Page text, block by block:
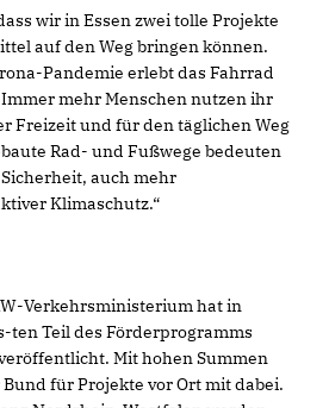
wir in Essen zwei tolle Projekte
auf den Weg bringen können.
Pandemie erlebt das Fahrrad
mehr Menschen nutzen ihr
Freizeit und für den täglichen Weg
Rad- und Fußwege bedeuten
auch mehr
Klimaschutz.“
Verkehrsministerium hat in
ten Teil des Förderprogramms
Mit hohen Summen
für Projekte vor Ort mit dabei.